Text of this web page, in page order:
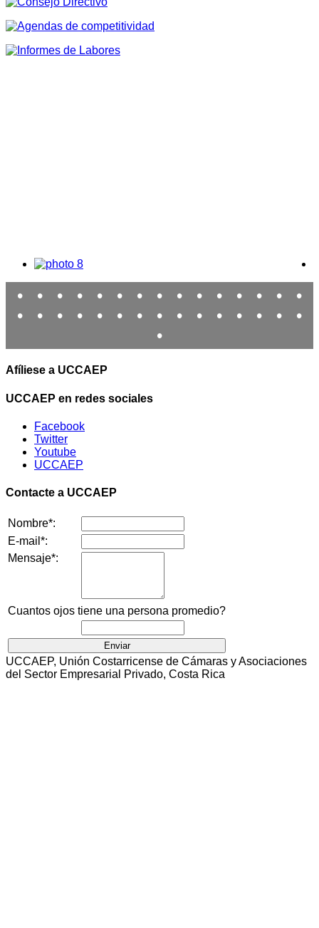
• • • • • • • • • • • • • •
•
•
• • • • • • • • • • • • •
•
•
Afíliese a UCCAEP
UCCAEP en redes sociales
Facebook
Twitter
Youtube
UCCAEP
Contacte a UCCAEP
Nombre*:
E-mail*:
Mensaje*:
Cuantos ojos tiene una persona promedio?
UCCAEP, Unión Costarricense de Cámaras y Asociaciones
del Sector Empresarial Privado, Costa Rica